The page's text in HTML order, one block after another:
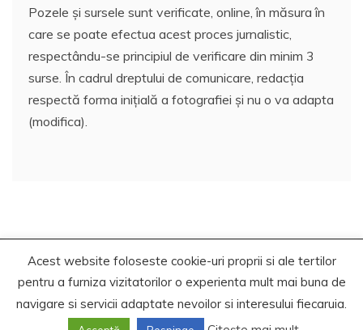
Pozele și sursele sunt verificate, online, în măsura în
care se poate efectua acest proces jurnalistic,
respectându-se principiul de verificare din minim 3
surse. În cadrul dreptului de comunicare, redacția
respectă forma inițială a fotografiei și nu o va adapta
(modifica).
Copyrights. © 2021 Segra Media
Proudly powered by WordPress|
Theme: Recent News
byCandid Themes
Acest website foloseste cookie-uri proprii si ale tertilor
pentru a furniza vizitatorilor o experienta mult mai buna de
navigare si servicii adaptate nevoilor si interesului fiecaruia.